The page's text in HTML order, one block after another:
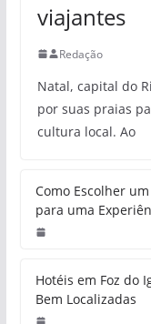
viajantes
Redação
Natal, capital do
por suas praias
cultura local. Ao
Como Escolher
para uma
Hotéis em Foz do
Bem Localizadas